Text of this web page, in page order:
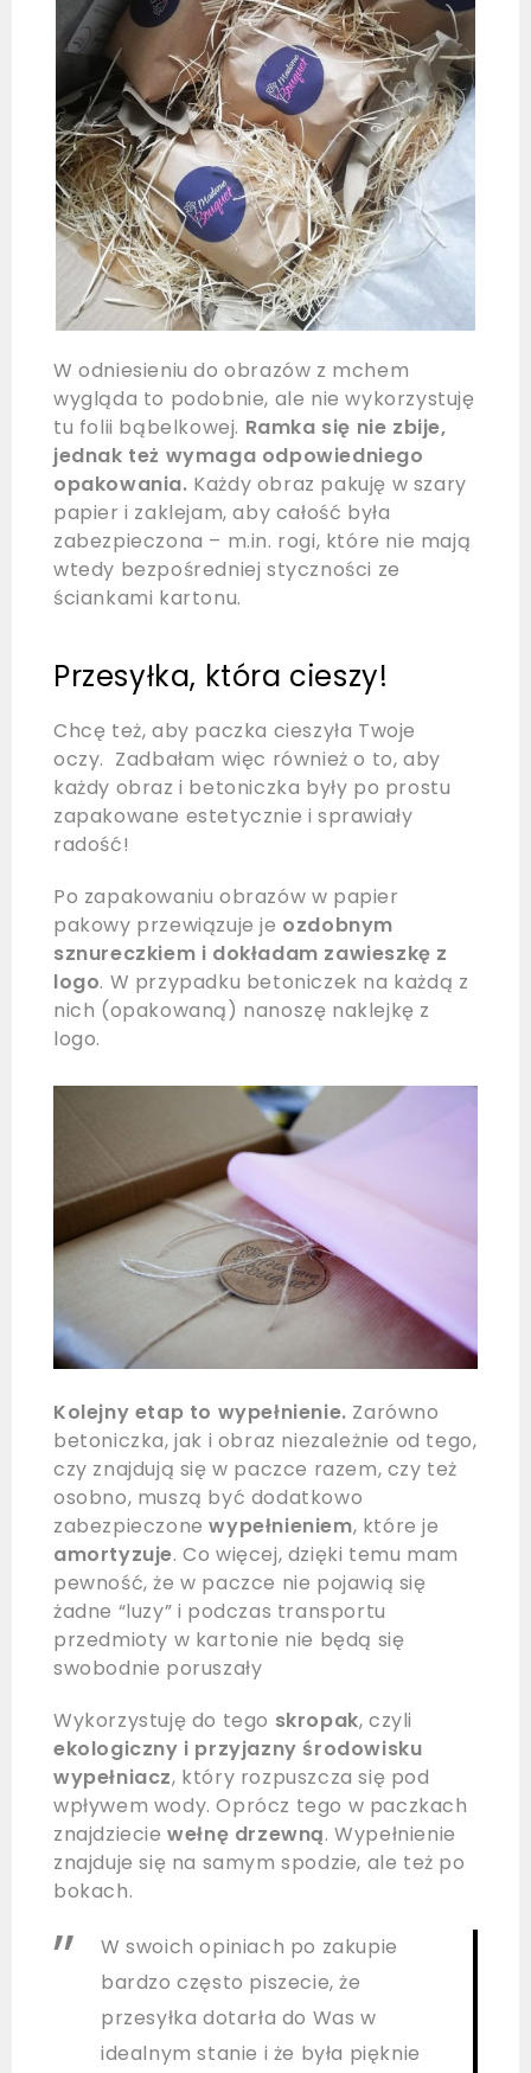
W odniesieniu do obrazów z mchem
wygląda to podobnie, ale nie wykorzystuję
tu folii bąbelkowej. Ramka się nie zbije,
jednak też wymaga odpowiedniego
opakowania. Każdy obraz pakuję w szary
papier i zaklejam, aby całość była
zabezpieczona – m.in. rogi, które nie mają
wtedy bezpośredniej styczności ze
ściankami kartonu.
Przesyłka, która cieszy!
Chcę też, aby paczka cieszyła Twoje
oczy. Zadbałam więc również o to, aby
każdy obraz i betoniczka były po prostu
zapakowane estetycznie i sprawiały
radość!
Po zapakowaniu obrazów w papier
pakowy przewiązuje je ozdobnym
sznureczkiem i dokładam zawieszkę z
logo. W przypadku betoniczek na każdą z
nich (opakowaną) nanoszę naklejkę z
logo.
Kolejny etap to wypełnienie. Zarówno
betoniczka, jak i obraz niezależnie od tego,
czy znajdują się w paczce razem, czy też
osobno, muszą być dodatkowo
zabezpieczonewypełnieniem, które je
amortyzuje. Co więcej, dzięki temu mam
pewność, że w paczce nie pojawią się
żadne “luzy” i podczas transportu
przedmioty w kartonie nie będą się
swobodnie poruszały
Wykorzystuję do tego skropak, czyli
ekologiczny i przyjazny środowisku
wypełniacz, który rozpuszcza się pod
wpływem wody. Oprócz tego w paczkach
znajdzieciewełnę drzewną. Wypełnienie
znajduje się na samym spodzie, ale też po
bokach.
W swoich opiniach po zakupie
bardzo często piszecie, że
przesyłka dotarła do Was w
idealnym stanie i że była pięknie